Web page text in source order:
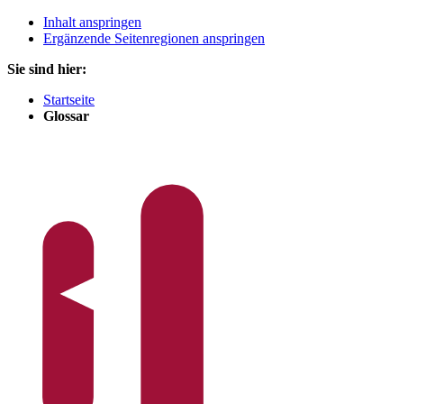
Inhalt anspringen
Ergänzende Seitenregionen anspringen
Sie sind hier:
Startseite
Glossar